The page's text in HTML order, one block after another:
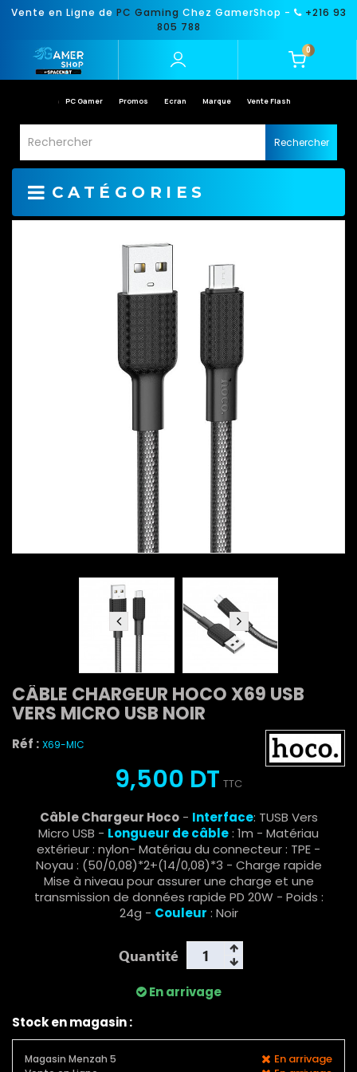
Vente en Ligne de PC Gaming Chez GamerShop -
+216 93
805 788
0
PC Gamer Promos Ecran Marque Vente Flash
Rechercher
CATÉGORIES
CÂBLE CHARGEUR HOCO X69 USB
VERS MICRO USB NOIR
Réf : X69-MIC
9,500 DT TTC
Câble Chargeur Hoco- Interface: TUSB Vers
Micro USB - Longueur de câble: 1m - Matériau
extérieur : nylon- Matériau du connecteur : TPE -
Noyau : (50/0,08)*2+(14/0,08)*3 - Charge rapide
Mise à niveau pour assurer une charge et une
transmission de données rapide PD 20W - Poids :
24g - Couleur : Noir
Quantité
En arrivage
Stock en magasin :
Magasin Menzah 5 En arrivage